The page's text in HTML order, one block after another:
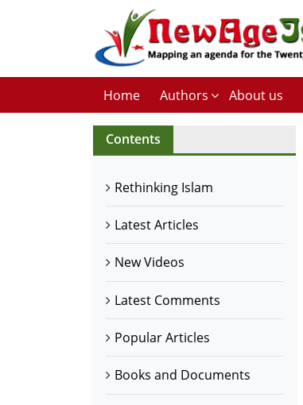
Home Authors About us
Contents
Rethinking Islam
Latest Articles
New Videos
Latest Comments
Popular Articles
Books and Documents